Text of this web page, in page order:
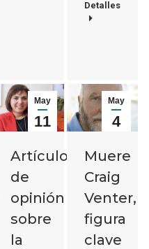
Detalles
May
11
Artículo
de
opinión
sobre
la
May
4
Muere
Craig
Venter,
figura
clave